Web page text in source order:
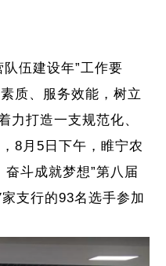
伍建设年”工作要
质、服务效能，树立
力打造一支规范化、
8月5日下午，睢宁农
斗成就梦想”第八届
支行的93名选手参加